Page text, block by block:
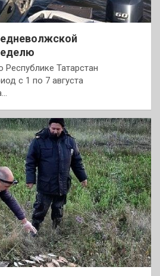
Татарстан
с 1 по 7 августа